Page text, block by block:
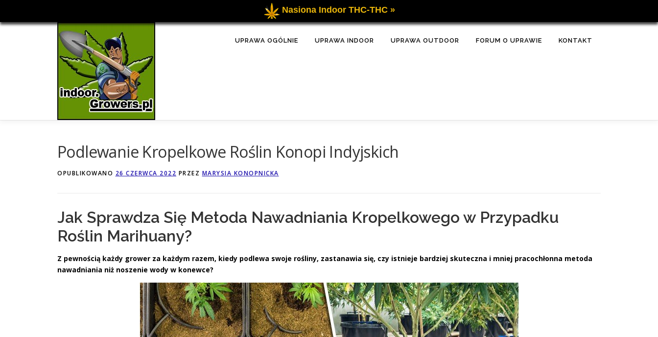
Nasiona Indoor THC-THC »
Przejdź
UPRAWA OGÓLNIE UPRAWA INDOOR UPRAWA OUTDOOR FORUM O UPRAWIE KONTAKT
Podlewanie Kropelkowe Roślin Konopi Indyjskich
OPUBLIKOWANO 26 CZERWCA 2022 PRZEZ MARYSIA KONOPNICKA
Jak Sprawdza Się Metoda Nawadniania Kropelkowego w Przypadku
Roślin Marihuany?
Z pewnością każdy grower za każdym razem, kiedy podlewa swoje rośliny, zastanawia się, czy istnieje bardziej skuteczna i mniej pracochłonna metoda
nawadniania niż noszenie wody w konewce?